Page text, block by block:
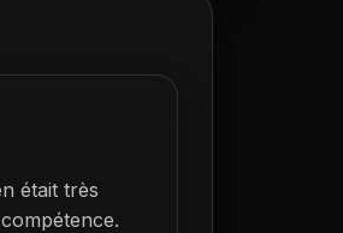
était très